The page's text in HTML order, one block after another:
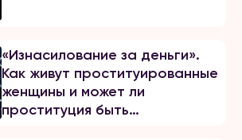
«Изнасилование за деньги».
Как живут проституированные
женщины и может ли
проституция быть